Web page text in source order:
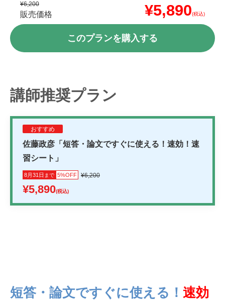
¥6,200
販売価格 ¥5,890(税込)
このプランを購入する
講師推奨プラン
おすすめ
佐藤政彦「短答・論文ですぐに使える！速効！速
習シート」
8月31日 まで 5%OFF ¥6,200
¥5,890(税込)
短答・論文ですぐに使える！ 速効